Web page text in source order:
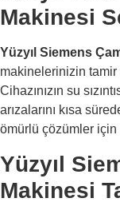
Makinesi
Yüzyıl Siemens
makinelerinizin tamir
Cihazınızın su
arızalarını kısa
ömürlü çözümler
Yüzyıl
Makinesi